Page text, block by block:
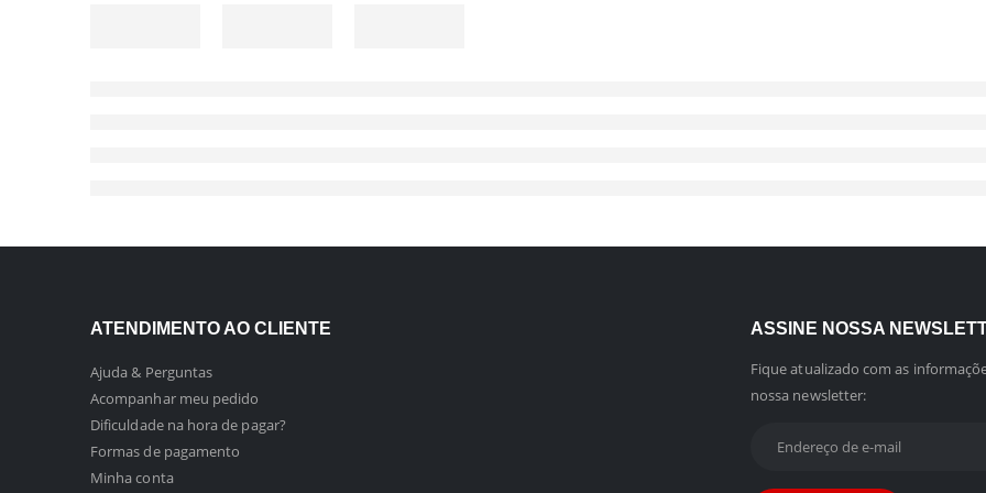
ATENDIMENTO AO CLIENTE
Ajuda & Perguntas
Acompanhar meu pedido
Dificuldade na hora de pagar?
Formas de pagamento
Minha conta
ASSINE NOSSA
Fique atualizado com as
nossa newsletter: